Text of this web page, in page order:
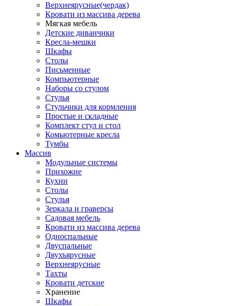
Верхнеярусные(чердак)
Кровати из массива дерева
Мягкая мебель
Детские диванчики
Кресла-мешки
Шкафы
Столы
Письменные
Компьютерные
Наборы со стулом
Стулья
Стульчики для кормления
Простые и складные
Комплект стул и стол
Комьютерные кресла
Тумбы
Массив
Модульные системы
Прихожие
Кухни
Столы
Стулья
Зеркала и граверсы
Садовая мебель
Кровати из массива дерева
Односпальные
Двуспальные
Двухъярусные
Верхнеярусные
Тахты
Кровати детские
Хранение
Шкафы